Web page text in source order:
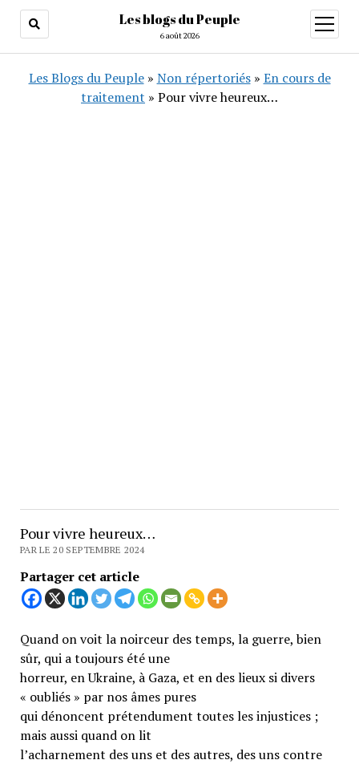
Les blogs du Peuple
6 août 2026
ouvrir
menu
Les Blogs du Peuple» Non répertoriés» En cours de
traitement » Pour vivre heureux…
Pour vivre heureux…
PAR LE 20 SEPTEMBRE 2024
Partager cet article
Quand on voit la noirceur des temps, la guerre, bien
sûr, qui a toujours été une
horreur, en Ukraine, à Gaza, et en des lieux si divers
« oubliés » par nos âmes pures
qui dénoncent prétendument toutes les injustices ;
mais aussi quand on lit
l’acharnement des uns et des autres, des uns contre